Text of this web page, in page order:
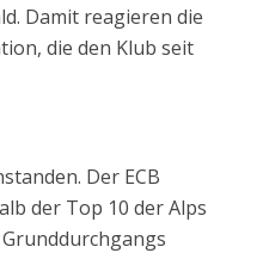
Damit reagieren die
die den Klub seit
Der ECB
der Top 10 der Alps